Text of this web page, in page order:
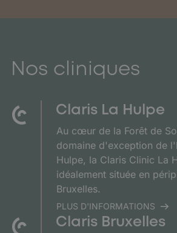
Nos cliniques
Claris La Hulpe
Au cœur de la Forêt de
domaine d'exception de
Hulpe, la Claris Clinic La
idéalement située en
Bruxelles.
PLUS D'INFORMATIONS
Claris Bruxelles